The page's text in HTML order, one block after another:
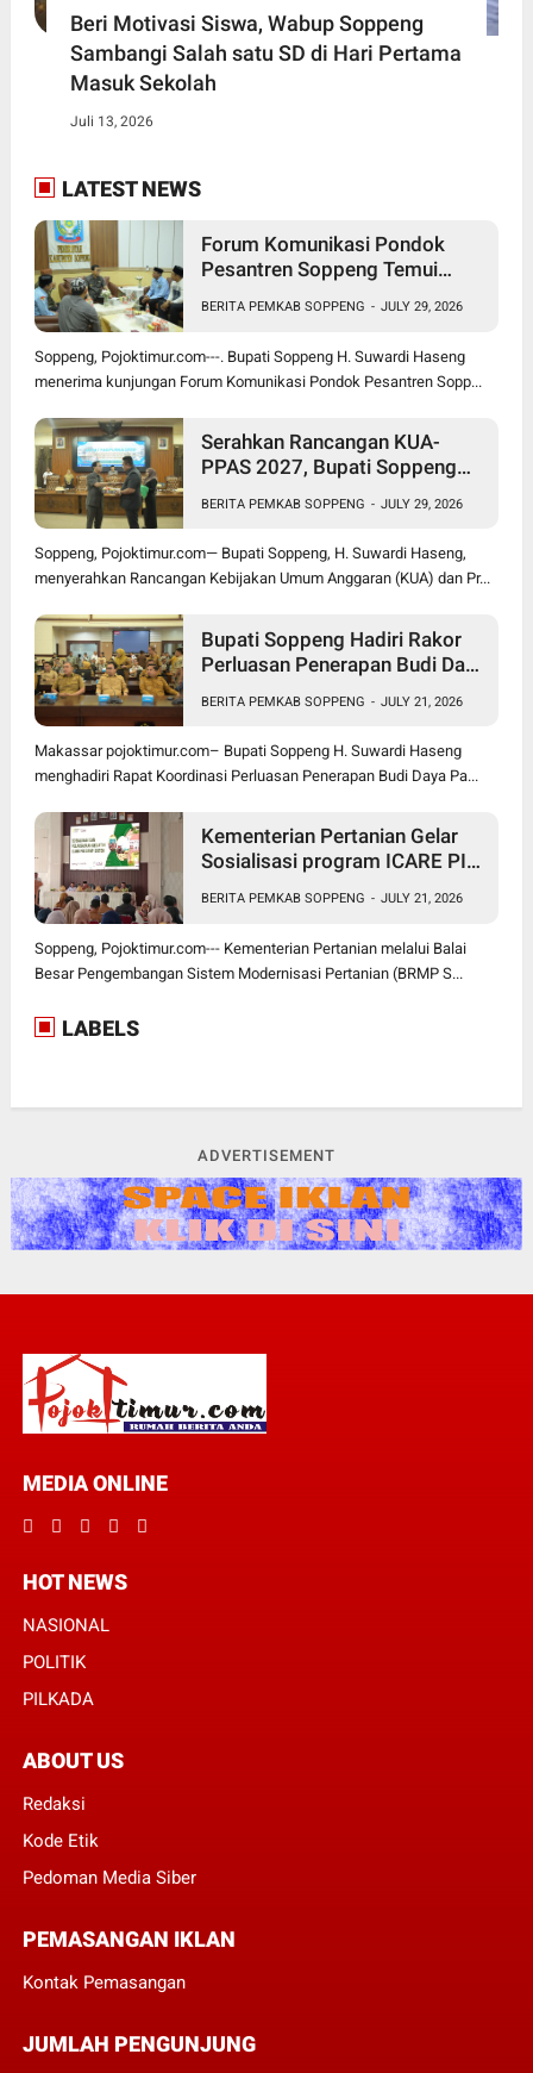
Beri Motivasi Siswa, Wabup Soppeng
Sambangi Salah satu SD di Hari Pertama
Masuk Sekolah
Juli 13, 2026
LATEST NEWS
Forum Komunikasi Pondok
Pesantren Soppeng Temui
BERITA PEMKAB SOPPENG - JULY 29, 2026
Soppeng, Pojoktimur.com---. Bupati Soppeng H. Suwardi Haseng
menerima kunjungan Forum Komunikasi Pondok Pesantren Sopp...
Serahkan Rancangan KUA-
PPAS 2027, Bupati Soppeng
Tengah Tekanan Fiskal
BERITA PEMKAB SOPPENG - JULY 29, 2026
Soppeng, Pojoktimur.com— Bupati Soppeng, H. Suwardi Haseng,
menyerahkan Rancangan Kebijakan Umum Anggaran (KUA) dan Pr...
Bupati Soppeng Hadiri Rakor
Perluasan Penerapan Budi Daya
BERITA PEMKAB SOPPENG - JULY 21, 2026
Makassar pojoktimur.com– Bupati Soppeng H. Suwardi Haseng
menghadiri Rapat Koordinasi Perluasan Penerapan Budi Daya Pa...
Kementerian Pertanian Gelar
Sosialisasi program ICARE PIU
BERITA PEMKAB SOPPENG - JULY 21, 2026
Soppeng, Pojoktimur.com--- Kementerian Pertanian melalui Balai
Besar Pengembangan Sistem Modernisasi Pertanian (BRMP S...
LABELS
ADVERTISEMENT
MEDIA ONLINE
HOT NEWS
NASIONAL
POLITIK
PILKADA
ABOUT US
Redaksi
Kode Etik
Pedoman Media Siber
PEMASANGAN IKLAN
Kontak Pemasangan
JUMLAH PENGUNJUNG